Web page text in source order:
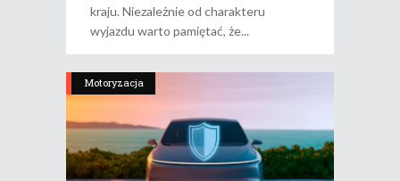
kraju. Niezależnie od charakteru
wyjazdu warto pamiętać, że
Motoryzacja